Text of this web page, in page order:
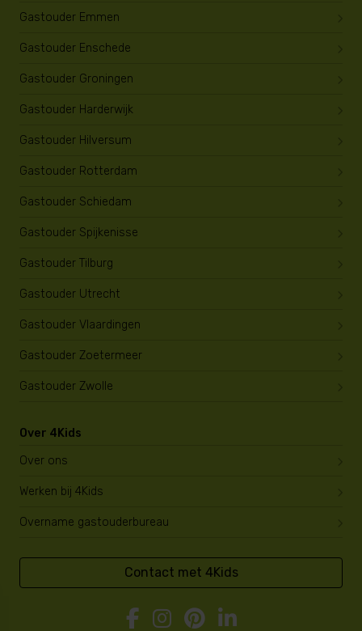
Gastouder Emmen
Gastouder Enschede
Gastouder Groningen
Gastouder Harderwijk
Gastouder Hilversum
Gastouder Rotterdam
Gastouder Schiedam
Gastouder Spijkenisse
Gastouder Tilburg
Gastouder Utrecht
Gastouder Vlaardingen
Gastouder Zoetermeer
Gastouder Zwolle
Over 4Kids
Over ons
Werken bij 4Kids
Overname gastouderbureau
Contact met 4Kids